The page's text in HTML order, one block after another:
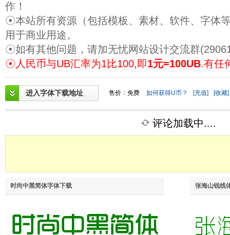
作！
☉本站所有资源（包括模板、素材、软件、字体
用于商业用途。
☉如有其他问题，请加无忧网站设计交流群
☉人民币与UB汇率为1比100,即1元=100UB.有任
进入字体下载地址 售价：免费 如何获得U币？ [充值] [收藏]
评论加载中....
时尚中黑简体字体下载 张海山锐线